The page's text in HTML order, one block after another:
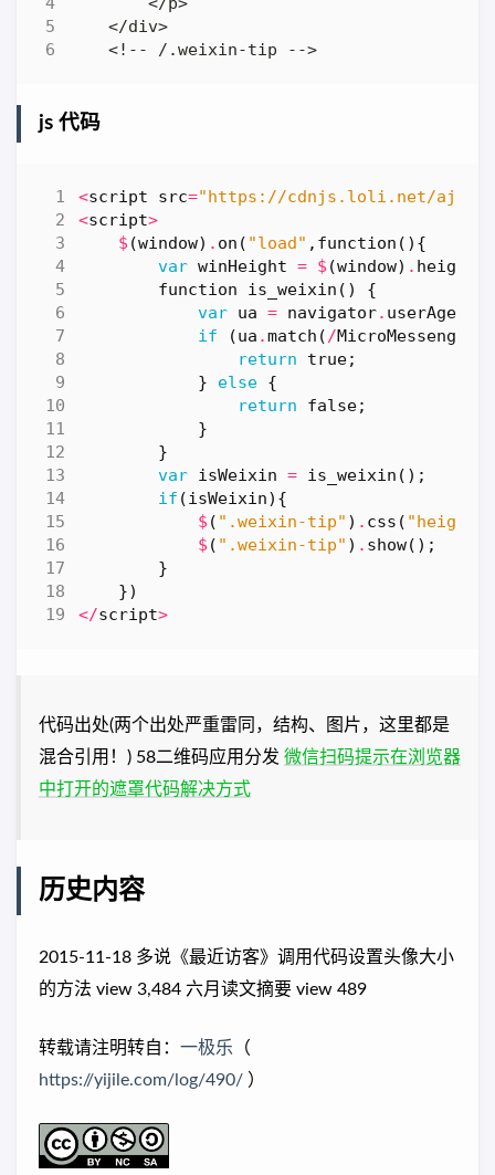
js 代码
<script src="https://cdnjs.loli.net/ajax/
<script>
$ (window) . on ( "load" , function (){
var winHeight = $ (window) . height
function
is_weixin ()
{
var ua = navigator. userAgent
if
(ua .match (/MicroMessenger
return
true;
}
else {
return
false;
}
}
var isWeixin = is_weixin ();
if (isWeixin){
$ ( ".weixin-tip" ) . css ( "height"
$ ( ".weixin-tip" ) . show();
}
})
</script>
代码出处(两个出处严重雷同，结构、图片，这里都是
混合引用！) 58二维码应用分发 微信扫码提示在浏览器
中打开的遮罩代码解决方式
历史内容
2015-11-18 多说《最近访客》调用代码设置头像大小
的方法 view 3,484 六月读文摘要 view 489
转载请注明转自： 一极乐 （
https://yijile.com/log/490/ ）